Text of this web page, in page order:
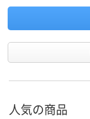
人気の商品